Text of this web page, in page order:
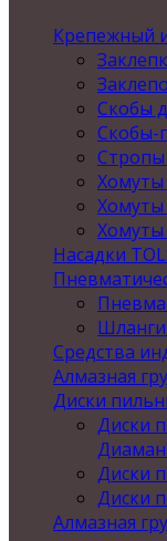
Крепежный
Скобы
Скобы-
Стропы
Хомуты
Хомуты
Насадки
Средства
Алмазная
Диски
Диски
Диски
Диски
Алмазная